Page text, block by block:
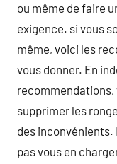
ou même de faire
exigence. si vous
même, voici les
vous donner. En
recommendations,
supprimer les
des inconvénients.
pas vous en